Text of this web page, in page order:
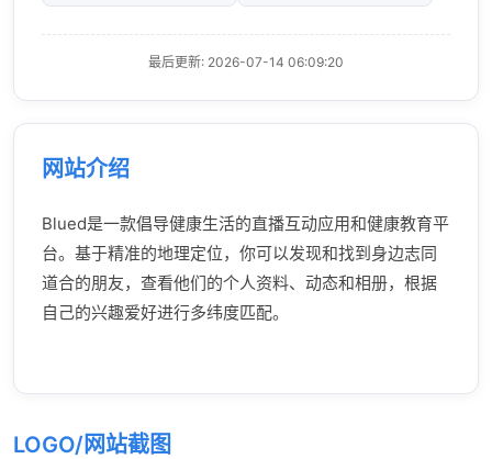
最后更新: 2026-07-14 06:09:20
网站介绍
Blued是一款倡导健康生活的直播互动应用和健康教育平
台。基于精准的地理定位，你可以发现和找到身边志同
道合的朋友，查看他们的个人资料、动态和相册，根据
自己的兴趣爱好进行多纬度匹配。
LOGO/网站截图